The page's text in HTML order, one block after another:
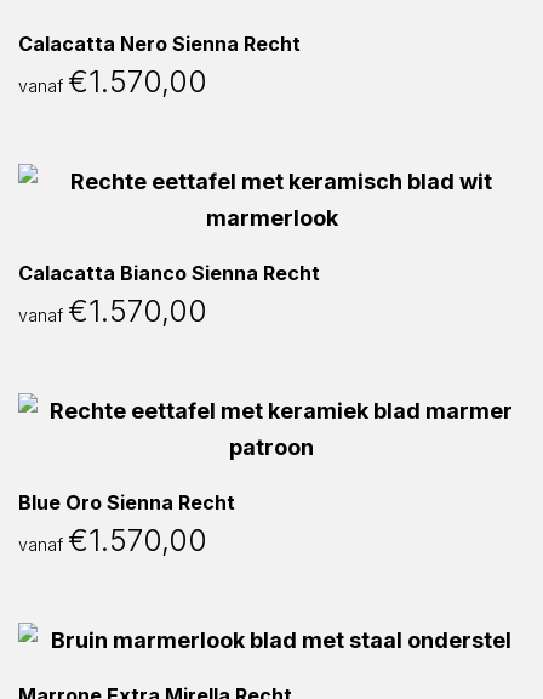
Calacatta Nero Sienna Recht
vanaf €1.570,00
Calacatta Bianco Sienna Recht
vanaf €1.570,00
Blue Oro Sienna Recht
vanaf €1.570,00